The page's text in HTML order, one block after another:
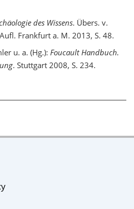
des Wissens. Übers. v.
Frankfurt a. M. 2013, S. 48.
u. a. (Hg.): Foucault Handbuch.
. Stuttgart 2008, S. 234.